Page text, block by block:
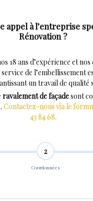
appel à l’entreprise
Rénovation ?
18 ans d’expérience et
de l’embellissement
un travail de qualité
ravalement de façadesont
Contactez-nous via le
43 84 68.
2
Coordonnées